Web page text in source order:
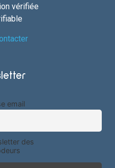
vérifiée
email
des